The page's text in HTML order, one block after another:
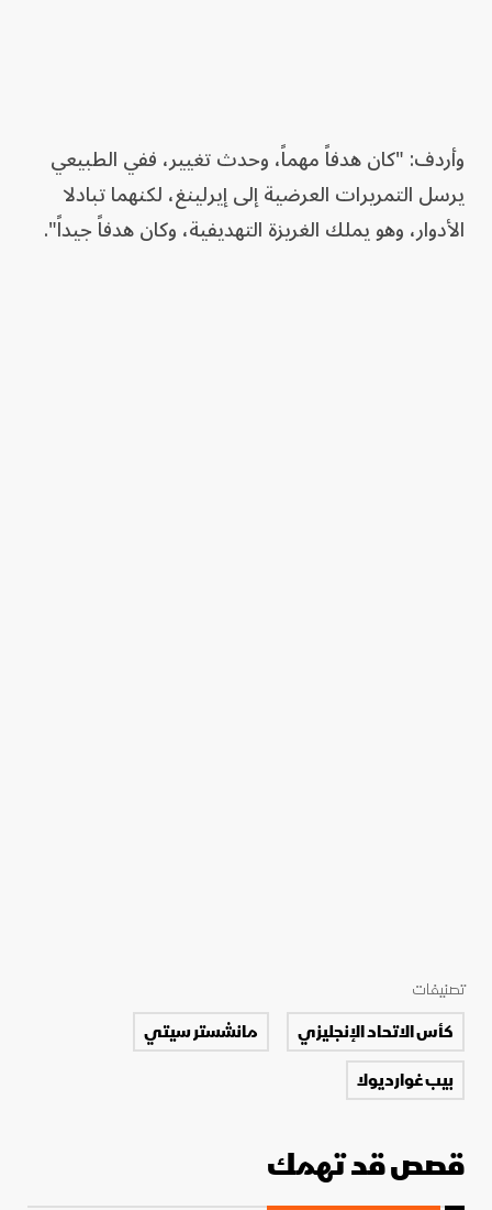
وأردف: "كان هدفاً مهماً، وحدث تغيير، ففي الطبيعي
يرسل التمريرات العرضية إلى إيرلينغ، لكنهما تبادلا
الأدوار، وهو يملك الغريزة التهديفية، وكان هدفاً جيداً".
تصنيفات
كأس الاتحاد الإنجليزي
مانشستر سيتي
بيب غوارديولا
قصص قد تهمك